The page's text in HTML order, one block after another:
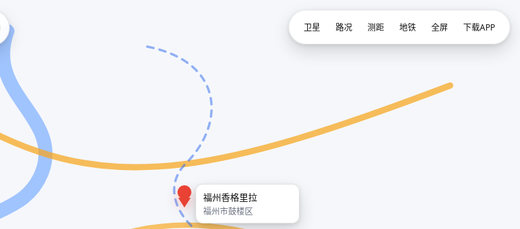
福州香格里拉
福州市鼓楼区
卫星 路况 测距 地铁 全屏 下载APP